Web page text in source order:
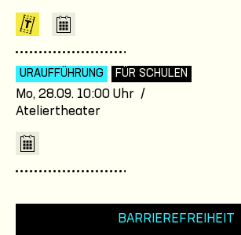
URAUFFÜHRUNG FÜR SCHULEN
Mo, 28.09. 10:00 Uhr /
Ateliertheater
BARRIEREFREIHEIT